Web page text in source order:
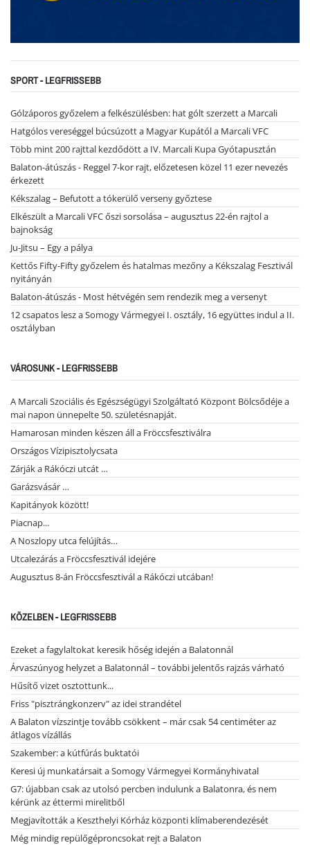
SPORT - LEGFRISSEBB
Gólzáporos győzelem a felkészülésben: hat gólt szerzett a Marcali
Hatgólos vereséggel búcsúzott a Magyar Kupától a Marcali VFC
Több mint 200 rajttal kezdődött a IV. Marcali Kupa Gyótapusztán
Balaton-átúszás - Reggel 7-kor rajt, előzetesen közel 11 ezer nevezés
érkezett
Kékszalag – Befutott a tókerülő verseny győztese
Elkészült a Marcali VFC őszi sorsolása – augusztus 22-én rajtol a
bajnokság
Ju-Jitsu – Egy a pálya
Kettős Fifty-Fifty győzelem és hatalmas mezőny a Kékszalag Fesztivál
nyitányán
Balaton-átúszás - Most hétvégén sem rendezik meg a versenyt
12 csapatos lesz a Somogy Vármegyei I. osztály, 16 együttes indul a II.
osztályban
VÁROSUNK - LEGFRISSEBB
A Marcali Szociális és Egészségügyi Szolgáltató Központ Bölcsődéje a
mai napon ünnepelte 50. születésnapját.
Hamarosan minden készen áll a Fröccsfesztiválra
Országos Vízipisztolycsata
Zárják a Rákóczi utcát …
Garázsvásár …
Kapitányok között!
Piacnap...
A Noszlopy utca felújítás…
Utcalezárás a Fröccsfesztivál idejére
Augusztus 8-án Fröccsfesztivál a Rákóczi utcában!
KÖZELBEN - LEGFRISSEBB
Ezeket a fagylaltokat keresik hőség idején a Balatonnál
Árvaszúnyog helyzet a Balatonnál – további jelentős rajzás várható
Hűsítő vizet osztottunk...
Friss "pisztrángkonzerv" az idei strandétel
A Balaton vízszintje tovább csökkent – már csak 54 centiméter az
átlagos vízállás
Szakember: a kútfúrás buktatói
Keresi új munkatársait a Somogy Vármegyei Kormányhivatal
G7: újabban csak az utolsó percben indulunk a Balatonra, és nem
kérünk az éttermi mirelitből
Megjavították a Keszthelyi Kórház központi klímaberendezését
Még mindig repülőgéproncsokat rejt a Balaton